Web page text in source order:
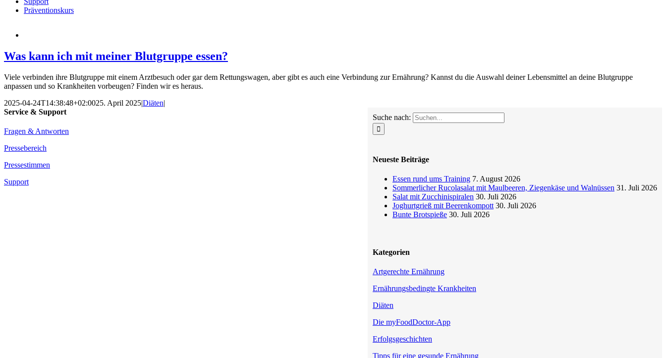
Präventionskurs
Was kann ich mit meiner Blutgruppe essen?
Viele verbinden ihre Blutgruppe mit einem Arztbesuch oder gar dem Rettungswagen, aber gibt es auch eine Verbindung zur Ernährung? Kannst du die Auswahl deiner Lebensmittel an deine Blutgruppe
anpassen und so Krankheiten vorbeugen? Finden wir es heraus.
2025-04-24T14:38:48+02:0025. April 2025|Diäten|
Suche nach:
Neueste Beiträge
Essen rund ums Training 7. August 2026
Sommerlicher Rucolasalat mit Maulbeeren, Ziegenkäse und Walnüssen 31. Juli 2026
Salat mit Zucchinispiralen 30. Juli 2026
Joghurtgrieß mit Beerenkompott 30. Juli 2026
Bunte Brotspieße 30. Juli 2026
Kategorien
Artgerechte Ernährung
Ernährungsbedingte Krankheiten
Diäten
Die myFoodDoctor-App
Erfolgsgeschichten
Tipps für eine gesunde Ernährung
Service & Support
Fragen & Antworten
Pressebereich
Pressestimmen
Support